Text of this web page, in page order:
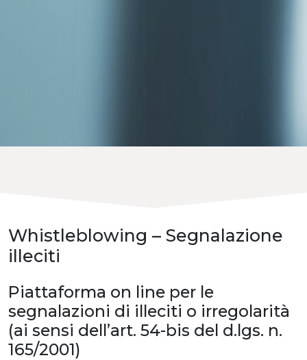
Whistleblowing – Segnalazione
illeciti
Piattaforma on line per le
segnalazioni di illeciti o irregolarità
(ai sensi dell’art. 54-bis del d.lgs. n.
165/2001)